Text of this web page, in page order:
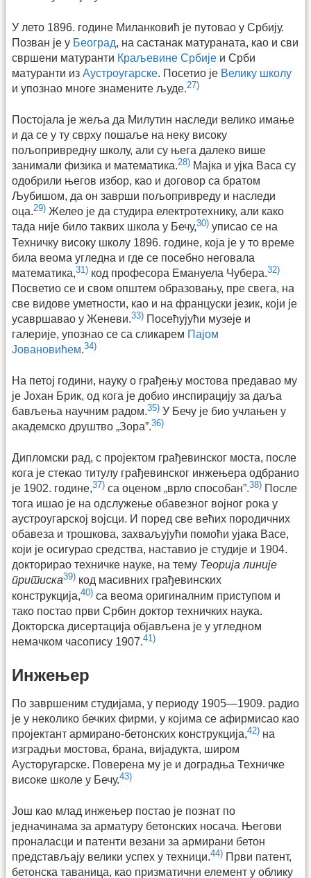
У лето 1896. године Миланковић је путовао у Србију.
Позван је у Београд, на састанак матураната, као и сви
свршени матуранти Краљевине Србије и Срби
матуранти из Аустроугарске. Посетио је Велику школу
и упознао многе знамените људе.27)
Постојала је жеља да Милутин наследи велико имање
и да се у ту сврху пошаље на неку високу
пољопривредну школу, али су њега далеко више
занимали физика и математика.28) Мајка и ујка Васа су
одобрили његов избор, као и договор са братом
Љубишом, да он заврши пољопривреду и наследи
оца.29) Желео је да студира електротехнику, али како
тада није било таквих школа у Бечу,30) уписао се на
Техничку високу школу 1896. године, која је у то време
била веома угледна и где се посебно неговала
математика,31) код професора Емануела Чубера.32)
Посветио се и свом општем образовању, пре свега, на
све видове уметности, као и на француски језик, који је
усавршавао у Женеви.33) Посећујући музеје и
галерије, упознао се са сликарем Пајом
Јовановићем.34)
На петој години, науку о грађењу мостова предавао му
је Јохан Брик, од кога је добио инспирацију за даља
бављења научним радом.35) У Бечу је био учлањен у
академско друштво „Зора”.36)
Дипломски рад, с пројектом грађевинског моста, после
кога је стекао титулу грађевинског инжењера одбранио
је 1902. године,37) са оценом „врло способан”.38) После
тога ишао је на одслужење обавезног војног рока у
аустроугарској војсци. И поред све већих породичних
обавеза и трошкова, захваљујући помоћи ујака Васе,
који је осигурао средства, наставио је студије и 1904.
докторирао техничке науке, на тему Теорија линије
притиска39) код масивних грађевинских
конструкција,40) са веома оригиналним приступом и
тако постао први Србин доктор техничких наука.
Докторска дисертација објављена је у угледном
немачком часопису 1907.41)
Инжењер
По завршеним студијама, у периоду 1905—1909. радио
је у неколико бечких фирми, у којима се афирмисао као
пројектант армирано-бетонских конструкција,42) на
изградњи мостова, брана, вијадукта, широм
Аусторугарске. Поверена му је и доградња Техничке
високе школе у Бечу.43)
Још као млад инжењер постао је познат по
једначинама за арматуру бетонских носача. Његови
проналасци и патенти везани за армирани бетон
представљају велики успех у техници.44) Први патент,
бетонска таваница, као призматични елемент у облику